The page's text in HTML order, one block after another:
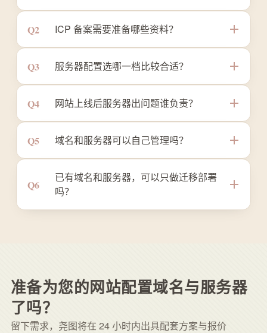
（约 1-3 个工作日）与 ICP 备案后方可绑定国
内服务器对外访问。尧图会协助您同步推进实
名与备案，缩短整体周期。
Q2 ICP 备案需要准备哪些资料？
网站负责人身份证及核验照、域名证书等。尧
图备案专员会提供清单模板并预审资料，避免
因格式问题被退回。
Q3 服务器配置选哪一档比较合适？
至上万、含表单或轻交互的成长型企业推荐标
准版；电商、门户或高并发业务建议企业版。
尧图可先评估您的业务再给出选型建议。
Q4 网站上线后服务器出问题谁负责？
服务器巡检与异常响应，标准版及以上含每日
备份与监控告警，可在《网站后期维护》服务
中获得长期保障。
Q5 域名和服务器可以自己管理吗？
器 root 凭证与运维文档，您可自主管理；也可
委托尧图托管运维，按需选择，灵活切换。
Q6
已有域名和服务器，可以只做迁移部署
吗？
准备为您的网站配置域名与服务器
了吗？
留下需求，尧图将在 24 小时内出具配套方案与报价